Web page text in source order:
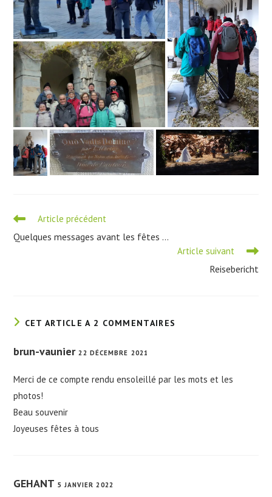
Read
articles
Article précédent
Quelques messages avant les fêtes …
Article suivant
Reisebericht
CET ARTICLE A 2 COMMENTAIRES
brun-vaunier22 DÉCEMBRE 2021
Merci de ce compte rendu ensoleillé par les mots et les
photos!
Beau souvenir
Joyeuses fêtes à tous
GEHANT 5 JANVIER 2022